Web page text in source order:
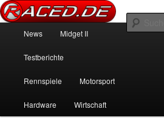
Raced.de
News über Rennspiele und der echten
Zum Inhalt wechseln
Zum sekundären Inhalt wechseln
News Midget II
Testberichte
Rennspiele Motorsport
Hardware Wirtschaft